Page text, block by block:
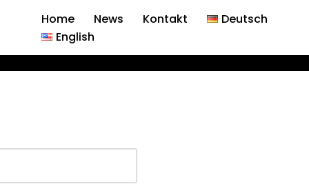
Home News Kontakt
Deutsch
English